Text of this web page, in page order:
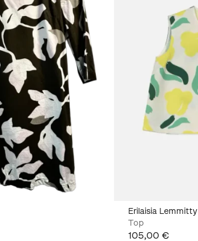
Erilaisia Lemmitty
Top
105,00 €